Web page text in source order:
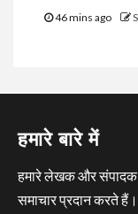
46 mins ago
हमारे बारे में
हमारे लेखक और संपादक
समाचार प्रदान करते